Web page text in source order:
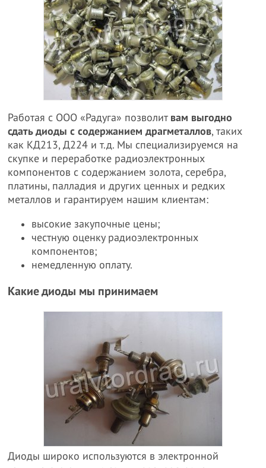
Работая с ООО «Радуга» позволит вам выгодно
сдать диоды с содержанием драгметаллов, таких
как КД213, Д224 и т.д. Мы специализируемся на
скупке и переработке радиоэлектронных
компонентов с содержанием золота, серебра,
платины, палладия и других ценных и редких
металлов и гарантируем нашим клиентам:
высокие закупочные цены;
честную оценку радиоэлектронных
компонентов;
немедленную оплату.
Какие диоды мы принимаем
Диоды широко используются в электронной